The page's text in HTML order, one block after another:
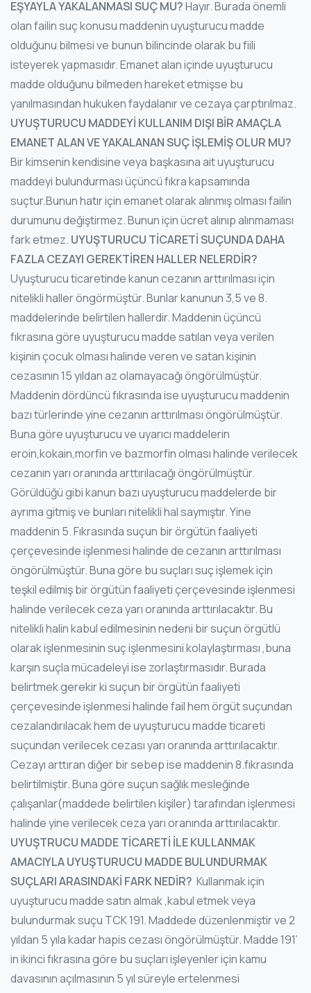
EŞYAYLA YAKALANMASI SUÇ MU?Hayır. Burada önemli
olan failin suç konusu maddenin uyuşturucu madde
olduğunu bilmesi ve bunun bilincinde olarak bu fiili
isteyerek yapmasıdır. Emanet alan içinde uyuşturucu
madde olduğunu bilmeden hareket etmişse bu
yanılmasından hukuken faydalanır ve cezaya çarptırılmaz.
UYUŞTURUCU MADDEYİ KULLANIM DIŞI BİR AMAÇLA
EMANET ALAN VE YAKALANAN SUÇ İŞLEMİŞ OLUR MU?
Bir kimsenin kendisine veya başkasına ait uyuşturucu
maddeyi bulundurması üçüncü fıkra kapsamında
suçtur.Bunun hatır için emanet olarak alınmış olması failin
durumunu değiştirmez. Bunun için ücret alınıp alınmaması
fark etmez. UYUŞTURUCU TİCARETİ SUÇUNDA DAHA
FAZLA CEZAYI GEREKTİREN HALLER NELERDİR?
Uyuşturucu ticaretinde kanun cezanın arttırılması için
nitelikli haller öngörmüştür. Bunlar kanunun 3,5 ve 8.
maddelerinde belirtilen hallerdir. Maddenin üçüncü
fıkrasına göre uyuşturucu madde satılan veya verilen
kişinin çocuk olması halinde veren ve satan kişinin
cezasının 15 yıldan az olamayacağı öngörülmüştür.
Maddenin dördüncü fıkrasında ise uyuşturucu maddenin
bazı türlerinde yine cezanın arttırılması öngörülmüştür.
Buna göre uyuşturucu ve uyarıcı maddelerin
eroin,kokain,morfin ve bazmorfin olması halinde verilecek
cezanın yarı oranında arttırılacağı öngörülmüştür.
Görüldüğü gibi kanun bazı uyuşturucu maddelerde bir
ayrıma gitmiş ve bunları nitelikli hal saymıştır. Yine
maddenin 5. Fıkrasında suçun bir örgütün faaliyeti
çerçevesinde işlenmesi halinde de cezanın arttırılması
öngörülmüştür. Buna göre bu suçları suç işlemek için
teşkil edilmiş bir örgütün faaliyeti çerçevesinde işlenmesi
halinde verilecek ceza yarı oranında arttırılacaktır. Bu
nitelikli halin kabul edilmesinin nedeni bir suçun örgütlü
olarak işlenmesinin suç işlenmesini kolaylaştırması ,buna
karşın suçla mücadeleyi ise zorlaştırmasıdır. Burada
belirtmek gerekir ki suçun bir örgütün faaliyeti
çerçevesinde işlenmesi halinde fail hem örgüt suçundan
cezalandırılacak hem de uyuşturucu madde ticareti
suçundan verilecek cezası yarı oranında arttırılacaktır.
Cezayı arttıran diğer bir sebep ise maddenin 8.fıkrasında
belirtilmiştir. Buna göre suçun sağlık mesleğinde
çalışanlar(maddede belirtilen kişiler) tarafından işlenmesi
halinde yine verilecek ceza yarı oranında arttırılacaktır.
UYUŞTRUCU MADDE TİCARETİ İLE KULLANMAK
AMACIYLA UYUŞTURUCU MADDE BULUNDURMAK
SUÇLARI ARASINDAKİ FARK NEDİR? Kullanmak için
uyuşturucu madde satın almak ,kabul etmek veya
bulundurmak suçu TCK 191. Maddede düzenlenmiştir ve 2
yıldan 5 yıla kadar hapis cezası öngörülmüştür. Madde 191’
in ikinci fıkrasına göre bu suçları işleyenler için kamu
davasının açılmasının 5 yıl süreyle ertelenmesi